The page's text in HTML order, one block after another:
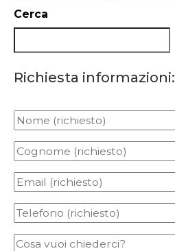
Cerca
Richiesta informazioni: